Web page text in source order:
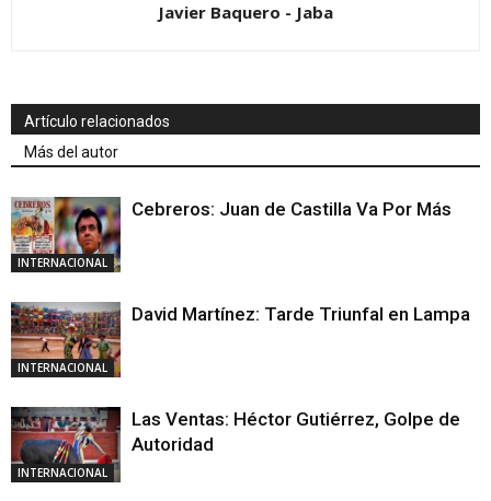
Javier Baquero - Jaba
Artículo relacionados
Más del autor
INTERNACIONAL
Cebreros: Juan de Castilla Va Por Más
INTERNACIONAL
David Martínez: Tarde Triunfal en Lampa
INTERNACIONAL
Las Ventas: Héctor Gutiérrez, Golpe de
Autoridad